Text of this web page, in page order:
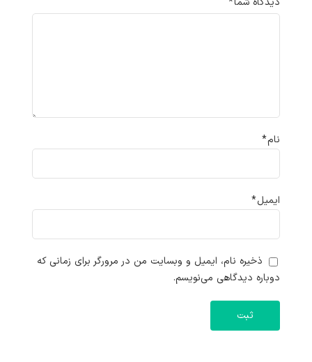
نام*
ایمیل*
ذخیره نام، ایمیل و وبسایت من در مرورگر برای زمانی که
دوباره دیدگاهی می‌نویسم.